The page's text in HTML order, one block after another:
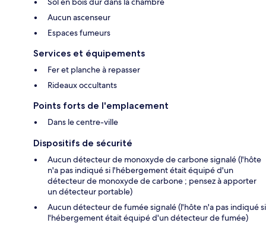
Aucun ascenseur
Espaces fumeurs
Services et équipements
Fer et planche à repasser
Rideaux occultants
Points forts de l'emplacement
Dans le centre-ville
Dispositifs de sécurité
Aucun détecteur de monoxyde de carbone signalé (l'hôte
n'a pas indiqué si l'hébergement était équipé d'un
détecteur de monoxyde de carbone ; pensez à apporter
un détecteur portable)
Aucun détecteur de fumée signalé (l'hôte n'a pas indiqué si
l'hébergement était équipé d'un détecteur de fumée)